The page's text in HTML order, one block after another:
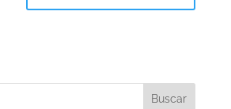
Buscar